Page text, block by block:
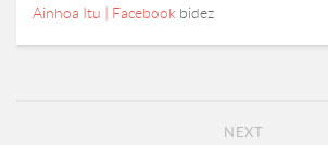
Ainhoa Itu | Facebook bidez
NEXT